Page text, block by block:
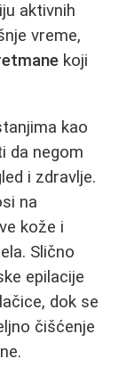
aktivnih
vreme,
koji
kao
da negom
i zdravlje.
na
kože i
Slično
epilacije
dok se
čišćenje